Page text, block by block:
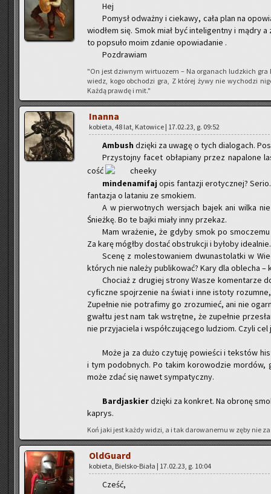
Hej
Po­mysł od­waż­ny i cie­ka­wy, cała plan na
wio­dłem się. Smok miał być in­te­li­gent­ny i mądry
to po­psu­ło moim zda­nie opo­wia­da­nie .
Po­zdra­wiam
"On jest dziw­nym wir­tu­ozem – Na or­ga­nach ludz­kich
wiedz, kogo ob­cho­dzi gra, Z któ­rej żywy nie wy­cho­dzi
Każdą praw­dę i mit."
In­an­na
ko­bie­ta, 48 lat, Ka­to­wi­ce | 17.02.23, g. 09:52
Am­bush dzię­ki za uwagę o tych dia­lo­gach.
Przy­stoj­ny facet ob­ła­pia­ny przez na­pa­lo­ne
cość
min­de­na­mi­fajopis fan­ta­zji ero­tycz­nej?
fan­ta­zja o la­ta­niu ze smo­kiem.
A w pier­wot­nych wer­sjach bajek ani wilka
Śnież­kę. Bo te bajki miały inny prze­kaz.
Mam wra­że­nie, że gdyby smok po
Za karę mógł­by do­stać ob­struk­cji i by­ło­by ide­al­nie.
Scenę z mo­le­sto­wa­niem dwu­na­sto­lat­ki w
któ­rych nie na­le­ży pu­bli­ko­wać? Kary dla ob­le­cha –
Cho­ciaż z dru­giej stro­ny Wasze ko­men­ta­rze
cy­ficz­ne spoj­rze­nie na świat i inne isto­ty
Zu­peł­nie nie po­tra­fi­my go zro­zu­mieć, ani nie
gwał­tu jest nam tak wstręt­ne, że zu­peł­nie
nie przy­ja­cie­la i współ­czu­ją­ce­go lu­dziom. Czyli cel
Może ja za dużo czy­tu­ję po­wie­ści i tek­stów
i tym po­dob­nych. Po takim ko­ro­wo­dzie mor­dów,
może zdać się nawet sym­pa­tycz­ny.
Bar­dja­skierdzię­ki za kon­kret. Na obro­nę
ka­prys.
Koń jaki jest każdy widzi, a i tak da­ro­wa­ne­mu w zęby nie
Old­Gu­ard
ko­bie­ta, Biel­sko-Bia­ła | 17.02.23, g. 10:04
Cześć,